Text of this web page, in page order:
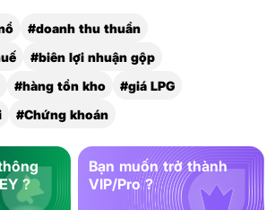
#doanh thu thuần
#biên lợi nhuận gộp
#hàng tồn kho
#giá LPG
#Chứng khoán
?
Bạn muốn trở thành
VIP/Pro ?